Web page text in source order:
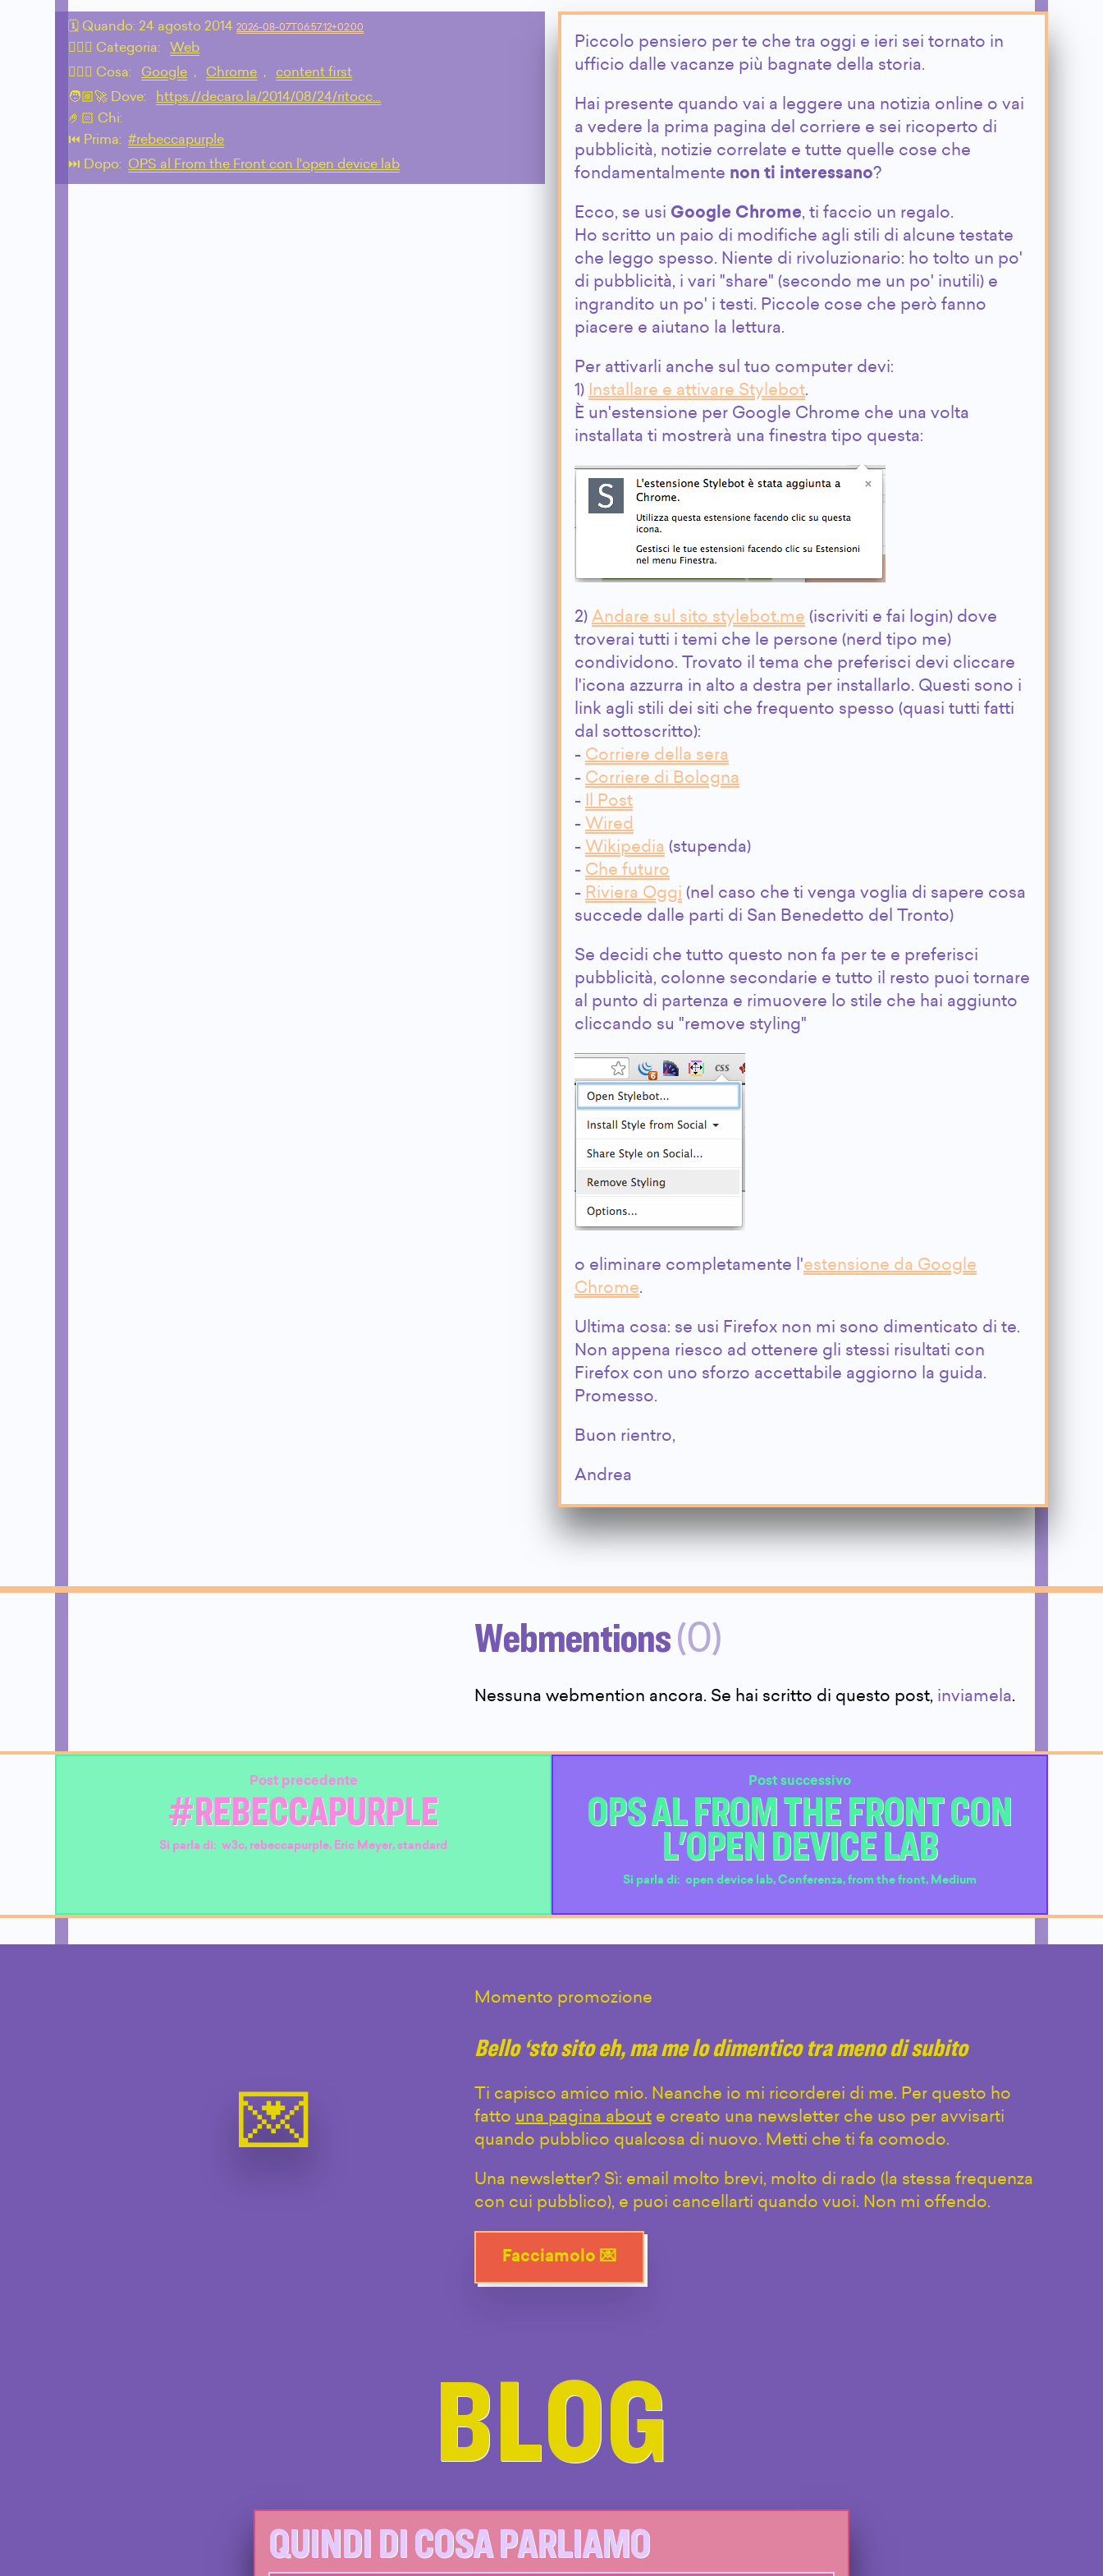
🗓 Quando: 24 agosto 2014 2026-08-07T06:57:12+02:00
🙇🏻‍♂️ Categoria:
Web
💁🏼‍♂️ Cosa:
Google , Chrome ,
content first
🧑🏼‍🚀 Dove:
https://decaro.la/2014/08/24/ritocc…
🤌🏻 Chi:
⏮️ Prima: #rebeccapurple
⏭️ Dopo: OPS al From the Front con l'open device lab
Piccolo pensiero per te che tra oggi e ieri sei tornato in
ufficio dalle vacanze più bagnate della storia.
Hai presente quando vai a leggere una notizia online o vai
a vedere la prima pagina del corriere e sei ricoperto di
pubblicità, notizie correlate e tutte quelle cose che
fondamentalmente non ti interessano?
Ecco, se usi Google Chrome, ti faccio un regalo.
Ho scritto un paio di modifiche agli stili di alcune testate
che leggo spesso. Niente di rivoluzionario: ho tolto un po'
di pubblicità, i vari "share" (secondo me un po' inutili) e
ingrandito un po' i testi. Piccole cose che però fanno
piacere e aiutano la lettura.
Per attivarli anche sul tuo computer devi:
1) Installare e attivare Stylebot.
È un'estensione per Google Chrome che una volta
installata ti mostrerà una finestra tipo questa:
2) Andare sul sito stylebot.me (iscriviti e fai login) dove
troverai tutti i temi che le persone (nerd tipo me)
condividono. Trovato il tema che preferisci devi cliccare
l'icona azzurra in alto a destra per installarlo. Questi sono i
link agli stili dei siti che frequento spesso (quasi tutti fatti
dal sottoscritto):
- Corriere della sera
- Corriere di Bologna
- Il Post
- Wired
- Wikipedia (stupenda)
- Che futuro
- Riviera Oggi (nel caso che ti venga voglia di sapere cosa
succede dalle parti di San Benedetto del Tronto)
Se decidi che tutto questo non fa per te e preferisci
pubblicità, colonne secondarie e tutto il resto puoi tornare
al punto di partenza e rimuovere lo stile che hai aggiunto
cliccando su "remove styling"
o eliminare completamente l'estensione da Google
Chrome.
Ultima cosa: se usi Firefox non mi sono dimenticato di te.
Non appena riesco ad ottenere gli stessi risultati con
Firefox con uno sforzo accettabile aggiorno la guida.
Promesso.
Buon rientro,
Andrea
Webmentions(0)
Nessuna webmention ancora. Se hai scritto di questo post, inviamela.
Post precedente
#REBECCAPURPLE
Si parla di:w3c, rebeccapurple, Eric Meyer,standard
Post successivo
OPS AL FROM THE FRONT CON
L'OPEN DEVICE LAB
Si parla di: open device lab, Conferenza, from the front, Medium
Momento promozione
Bello ‘sto sito eh, ma me lo dimentico tra meno di subito
Ti capisco amico mio. Neanche io mi ricorderei di me. Per questo ho
fatto una pagina aboute creato una newsletter che uso per avvisarti
quando pubblico qualcosa di nuovo. Metti che ti fa comodo.
Una newsletter? Sì: email molto brevi, molto di rado (la stessa frequenza
con cui pubblico), e puoi cancellarti quando vuoi. Non mi offendo.
Facciamolo 💌
BLOG
QUINDI DI COSA PARLIAMO